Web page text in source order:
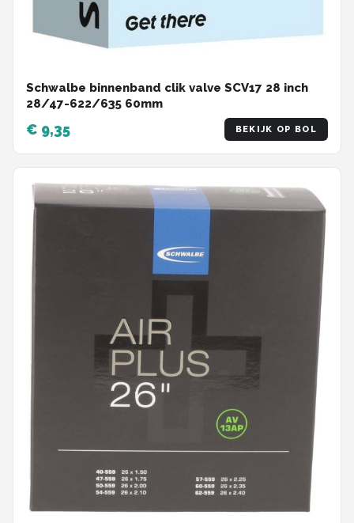
Schwalbe binnenband clik valve SCV17 28 inch
28/47-622/635 60mm
€ 9,35 BEKIJK OP BOL